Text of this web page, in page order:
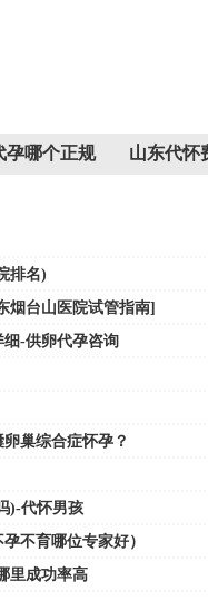
孕哪个正规 山东代怀
排名)
烟台山医院试管指南]
-供卵代孕咨询
巢综合症怀孕？
)-代怀男孩
不育哪位专家好）
里成功率高